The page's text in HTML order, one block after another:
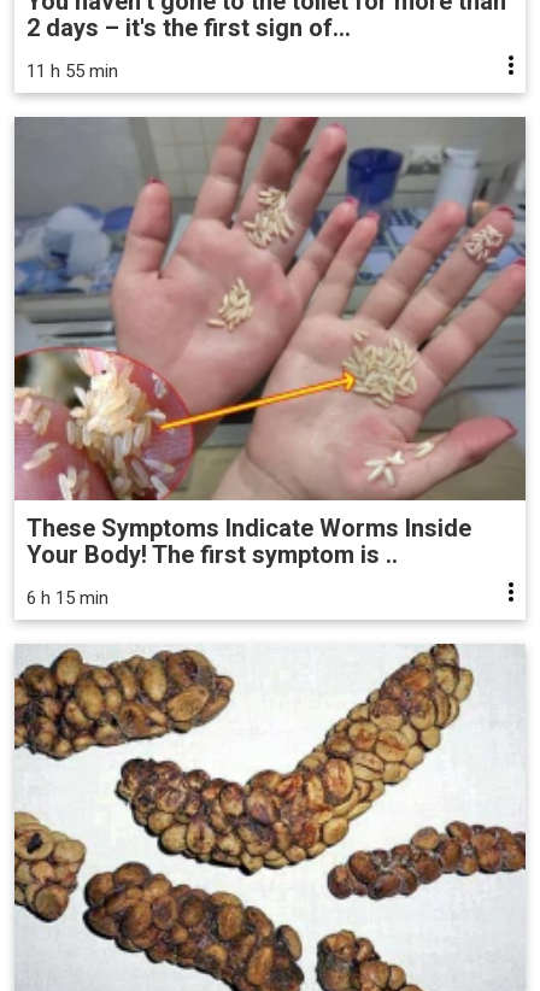
2 days – it's the first sign of...
11 h 55 min
These Symptoms Indicate Worms Inside
Your Body! The first symptom is ..
6 h 15 min